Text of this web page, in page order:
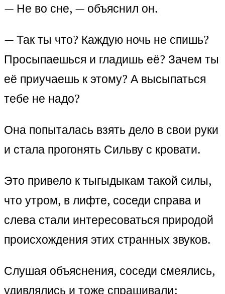
— Не во сне, — объяснил он.
— Так ты что? Каждую ночь не спишь?
Просыпаешься и гладишь её? Зачем ты
её приучаешь к этому? А высыпаться
тебе не надо?
Она попыталась взять дело в свои руки
и стала прогонять Сильву с кровати.
Это привело к тыгыдыкам такой силы,
что утром, в лифте, соседи справа и
слева стали интересоваться природой
происхождения этих странных звуков.
Слушая объяснения, соседи смеялись,
удивлялись и тоже спрашивали: